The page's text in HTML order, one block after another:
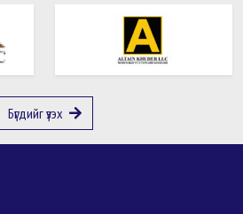
Бүгдийг үзэх